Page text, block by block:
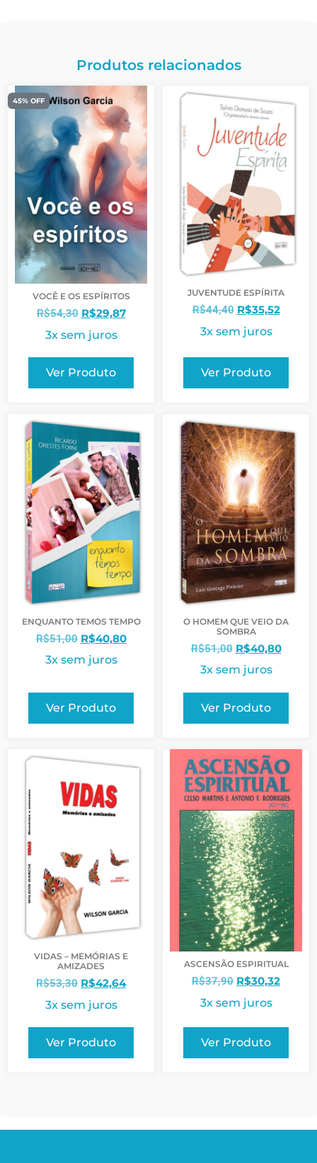
Produtos relacionados
45% OFF
VOCÊ E OS ESPÍRITOS
R$54,30 R$29,87
3x sem juros
Ver Produto
JUVENTUDE ESPÍRITA
R$44,40 R$35,52
3x sem juros
Ver Produto
ENQUANTO TEMOS TEMPO
R$51,00 R$40,80
3x sem juros
Ver Produto
O HOMEM QUE VEIO DA
SOMBRA
R$51,00 R$40,80
3x sem juros
Ver Produto
VIDAS – MEMÓRIAS E
AMIZADES
R$53,30 R$42,64
3x sem juros
Ver Produto
ASCENSÃO ESPIRITUAL
R$37,90 R$30,32
3x sem juros
Ver Produto